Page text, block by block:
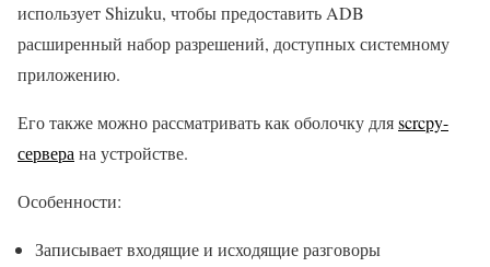
использует Shizuku, чтобы предоставить ADB
расширенный набор разрешений, доступных системному
приложению.
Его также можно рассматривать как оболочку дляscrcpy-
сервера на устройстве.
Особенности:
Записывает входящие и исходящие разговоры